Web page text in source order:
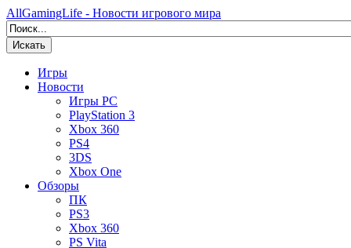
AllGamingLife - Новости игрового мира
Искать
Игры
Новости
Игры PC
PlayStation 3
Xbox 360
PS4
3DS
Xbox One
Обзоры
ПК
PS3
Xbox 360
PS Vita